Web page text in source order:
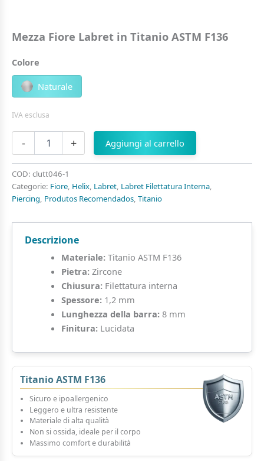
Mezza Fiore Labret in Titanio ASTM F136
Colore
Naturale
IVA esclusa
-
Mezza
Fiore
in
Titanio
ASTM
+ Aggiungi al carrello
COD: clutt046-1
Categorie: Fiore, Helix, Labret, Labret Filettatura Interna,
Piercing, Produtos Recomendados, Titanio
Descrizione
Materiale:Titanio ASTM F136
Pietra:Zircone
Chiusura:Filettatura interna
Spessore:1,2 mm
Lunghezza della barra:8 mm
Finitura:Lucidata
Titanio ASTM F136
Sicuro e ipoallergenico
Leggero e ultra resistente
Materiale di alta qualità
Non si ossida, ideale per il corpo
Massimo comfort e durabilità